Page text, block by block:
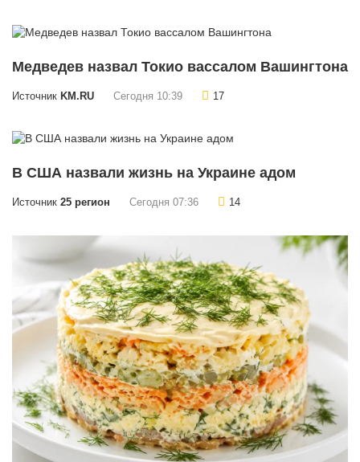
Медведев назвал Токио вассалом Вашингтона
Источник KM.RU Сегодня 10:39 17
В США назвали жизнь на Украине адом
Источник 25 регион Сегодня 07:36 14